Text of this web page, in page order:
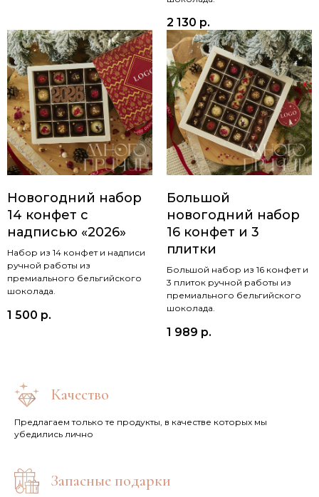
2 130 р.
Новогодний набор
14 конфет с
надписью «2026»
Набор из 14 конфет и надписи
ручной работы из
премиального бельгийского
шоколада.
1 500 р.
Большой
новогодний набор
16 конфет и 3
плитки
Большой набор из 16 конфет и
3 плиток ручной работы из
премиального бельгийского
шоколада.
1 989 р.
Качество
Предлагаем только те продукты, в качестве которых мы
убедились лично
Запасные подарки